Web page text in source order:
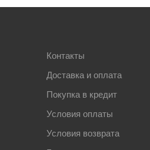
Контакты
Доставка и оплата
Покупка в кредит
Условия оплаты
Условия возврата